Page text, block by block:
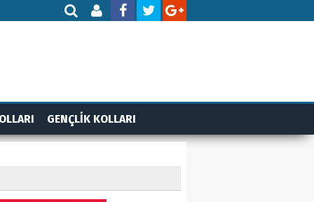
GENÇLİK KOLLARI
TAŞDEMİR
- Sağlık turizminde
başarı…
BULUZ